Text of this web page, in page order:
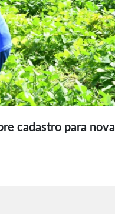
cadastro para nova